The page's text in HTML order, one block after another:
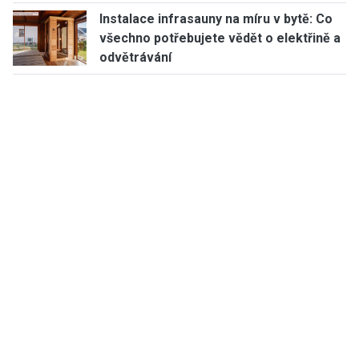
Instalace infrasauny na míru v bytě: Co
všechno potřebujete vědět o elektřině a
odvětrávání